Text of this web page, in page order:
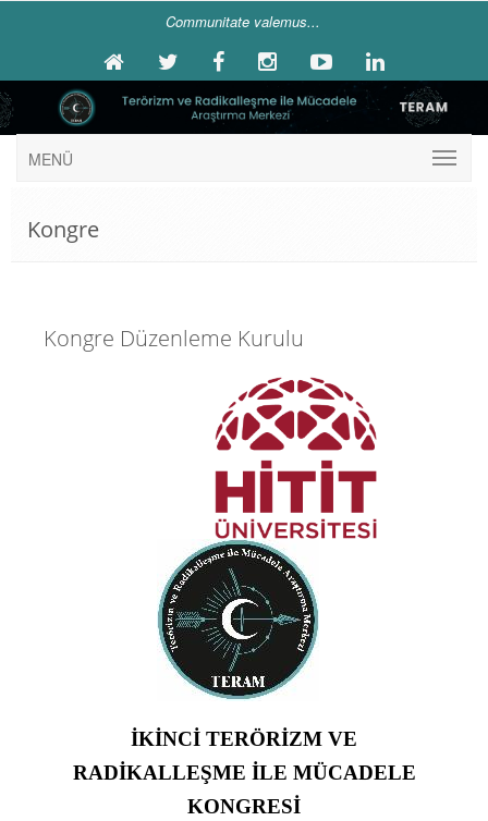
Communitate valemus...
MENÜ
Kongre
Kongre Düzenleme Kurulu
İKİNCİ TERÖRİZM VE
RADİKALLEŞME İLE MÜCADELE
KONGRESİ